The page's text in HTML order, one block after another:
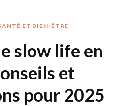
ET BIEN-ÊTRE
slow life en
et
pour 2025